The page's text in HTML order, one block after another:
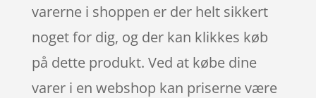
varerne i shoppen er der helt sikkert
noget for dig, og der kan klikkes køb
på dette produkt. Ved at købe dine
varer i en webshop kan priserne være